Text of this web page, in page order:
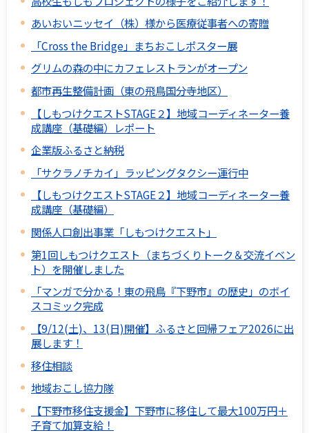
あいおいニッセイ（株）様から医療従事者への寄贈
「Cross the Bridge」まちおこしポスター展
グリムの森の中にカフェレストランがオープン
都市再生整備計画（東の飛鳥国分寺地区）
【しもつけクエストSTAGE２】地域コーディネーター養
成講座（基礎編）レポート
企業版ふるさと納税
「サクラノチカイ」ラッピングタクシー運行中
【しもつけクエストSTAGE２】地域コーディネーター養
成講座（基礎編）
関係人口創出事業「しもつけクエスト」
第1回しもつけクエスト（まちづくりトーク＆交流イベン
ト）を開催しました
「マンガで分かる！東の飛鳥『下野市』の歴史」のボイ
スコミック完成
【9/12(土)、13(日)開催】ふるさと回帰フェア2026に出
展します！
移住相談
地域おこし協力隊
【下野市移住支援金】下野市に移住して最大100万円＋
子育て加算支給！